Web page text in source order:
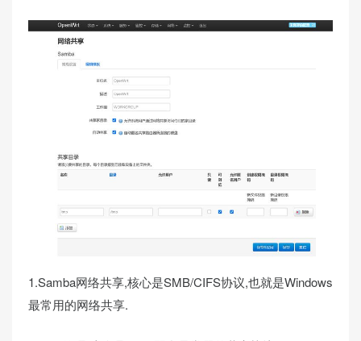
1.Samba网络共享,核心是SMB/CIFS协议,也就是Windows
最常用的网络共享.